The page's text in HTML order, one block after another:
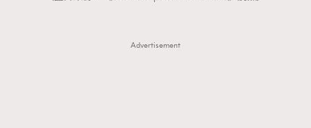
TRENDING
Advertisement